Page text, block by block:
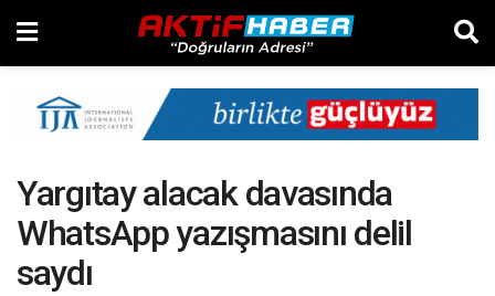
Yargıtay alacak davasında
WhatsApp yazışmasını delil
saydı